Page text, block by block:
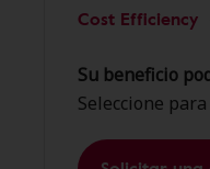
Cost Efficiency
Su beneficio
Seleccione